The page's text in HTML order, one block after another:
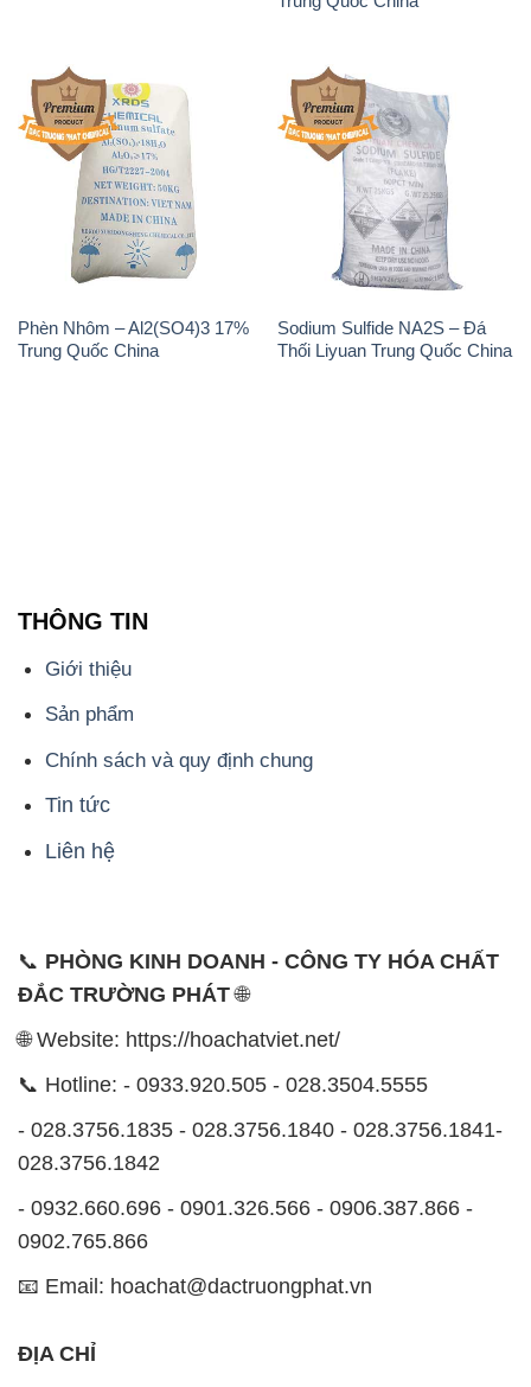
Phèn Nhôm – Al2(SO4)3 17%
Trung Quốc China
Sodium Sulfide NA2S – Đá
Thối Liyuan Trung Quốc China
THÔNG TIN
Giới thiệu
Sản phẩm
Chính sách và quy định chung
Tin tức
Liên hệ
📞 PHÒNG KINH DOANH - CÔNG TY HÓA CHẤT
ĐẮC TRƯỜNG PHÁT🌐
🌐 Website: https://hoachatviet.net/
📞 Hotline: - 0933.920.505 - 028.3504.5555
- 028.3756.1835 - 028.3756.1840 - 028.3756.1841-
028.3756.1842
- 0932.660.696 - 0901.326.566 - 0906.387.866 -
0902.765.866
📧 Email: hoachat@dactruongphat.vn
ĐỊA CHỈ